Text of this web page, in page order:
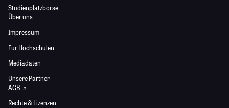
Studienplatzbörse
Über uns
Impressum
Für Hochschulen
Mediadaten
Unsere Partner
AGB
Rechte & Lizenzen